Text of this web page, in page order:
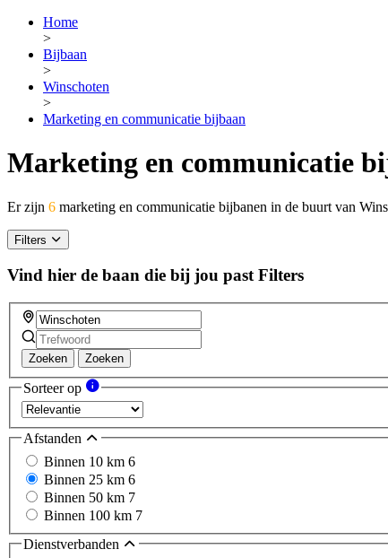
Home
>
Bijbaan
>
Winschoten
>
Marketing en communicatie bijbaan
Marketing en communicatie
Er zijn 6 marketing en communicatie bijbanen in de buurt van
Filters
Vind hier de baan die bij jou past Filters
Zoeken Zoeken
Sorteer op
Afstanden
Binnen 10 km 6
Binnen 25 km 6
Binnen 50 km 7
Binnen 100 km 7
Dienstverbanden